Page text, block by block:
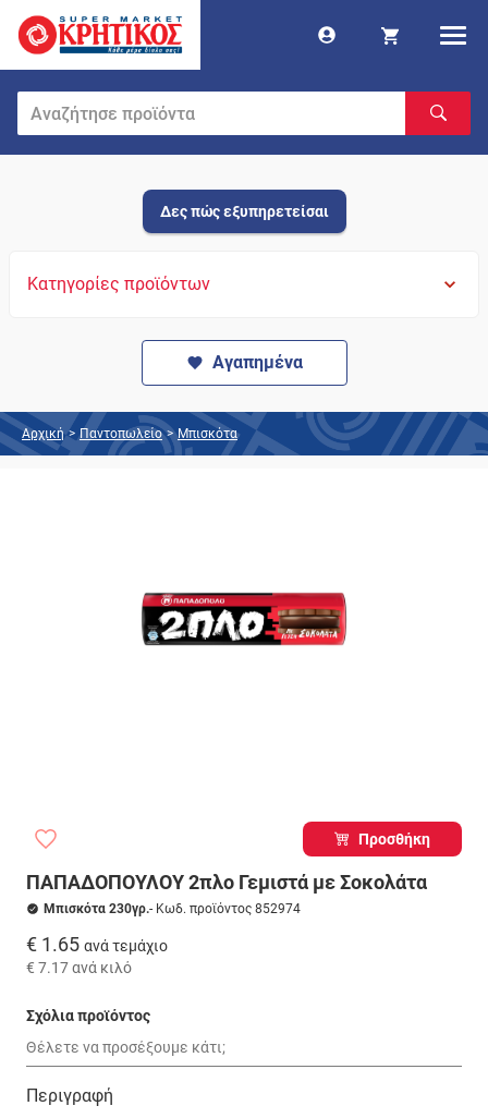
Δες πώς εξυπηρετείσαι
Κατηγορίες προϊόντων
Αγαπημένα
Αρχική > Παντοπωλείο > Μπισκότα
Προσθήκη
ΠΑΠΑΔΟΠΟΥΛΟΥ 2πλο Γεμιστά με Σοκολάτα
Μπισκότα 230γρ.- Κωδ. προϊόντος 852974
€ 1.65 ανά τεμάχιο
€ 7.17ανά κιλό
Σχόλια προϊόντος
Περιγραφή